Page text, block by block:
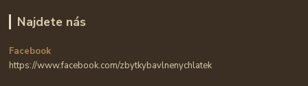
Najdete nás
Facebook
https://www.facebook.com/zbytkybavlnenychlatek